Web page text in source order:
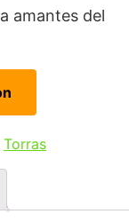
amantes del
Torras